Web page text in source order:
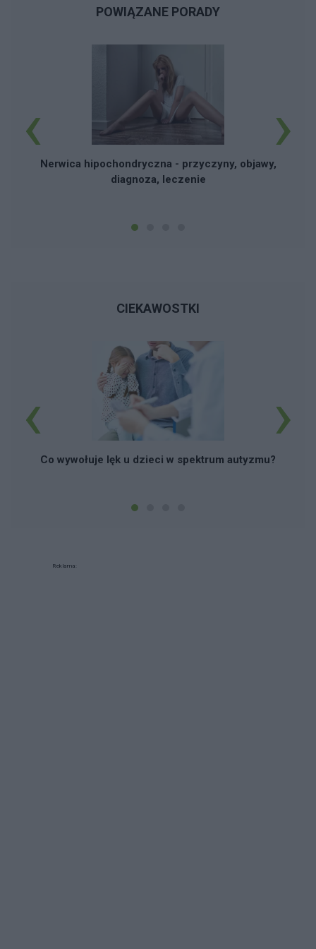
POWIĄZANE PORADY
Nerwica hipochondryczna - przyczyny, objawy,
diagnoza, leczenie
‹ ›
CIEKAWOSTKI
Co wywołuje lęk u dzieci w spektrum autyzmu?
‹ ›
Reklama: